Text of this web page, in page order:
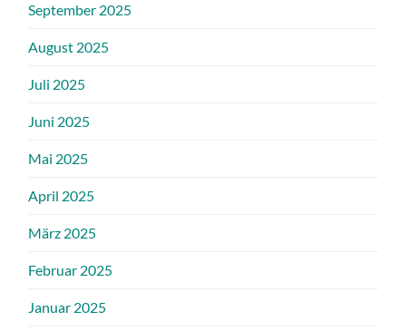
September 2025
August 2025
Juli 2025
Juni 2025
Mai 2025
April 2025
März 2025
Februar 2025
Januar 2025